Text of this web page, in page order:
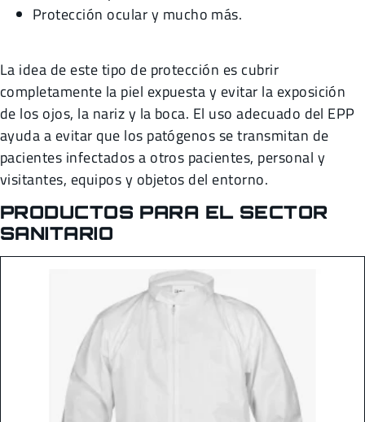
Protección ocular y mucho más.
La idea de este tipo de protección es cubrir
completamente la piel expuesta y evitar la exposición
de los ojos, la nariz y la boca. El uso adecuado del EPP
ayuda a evitar que los patógenos se transmitan de
pacientes infectados a otros pacientes, personal y
visitantes, equipos y objetos del entorno.
PRODUCTOS PARA EL SECTOR
SANITARIO